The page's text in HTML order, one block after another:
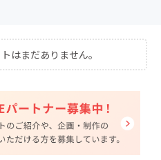
はまだありません。